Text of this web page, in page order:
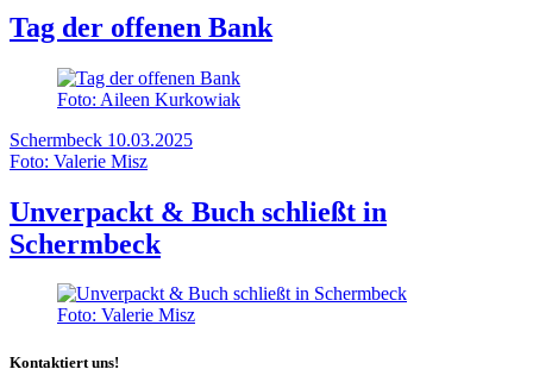
Tag der offenen Bank
Foto: Aileen Kurkowiak
Schermbeck 10.03.2025
Foto: Valerie Misz
Unverpackt & Buch schließt in
Schermbeck
Foto: Valerie Misz
Kontaktiert uns!